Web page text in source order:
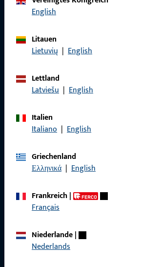
Rufen Sie uns an
English
Litauen
Lietuvių | English
Lettland
Latviešu | English
Italien
Italiano | English
Griechenland
Ελληνικά | English
Frankreich|
Français
Niederlande|
Nederlands
Produkte